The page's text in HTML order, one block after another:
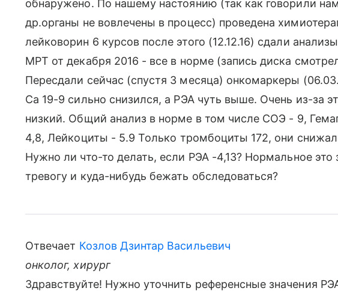
обнаружено. По нашему настоянию (так как говорили
др.органы не вовлечены в процесс) проведена
лейковорин 6 курсов после этого (12.12.16) сдали
МРТ от декабря 2016 - все в норме (запись диска
Пересдали сейчас (спустя 3 месяца) онкомаркеры
Са 19-9 сильно снизился, а РЭА чуть выше. Очень из-за
низкий. Общий анализ в норме в том числе СОЭ - 9,
4,8, Лейкоциты - 5.9 Только тромбоциты 172, они
Нужно ли что-то делать, если РЭА -4,13? Нормальное это
тревогу и куда-нибудь бежать обследоваться?
Отвечает Козлов Дзинтар Васильевич
онколог, хирург
Здравствуйте! Нужно уточнить референсные значения